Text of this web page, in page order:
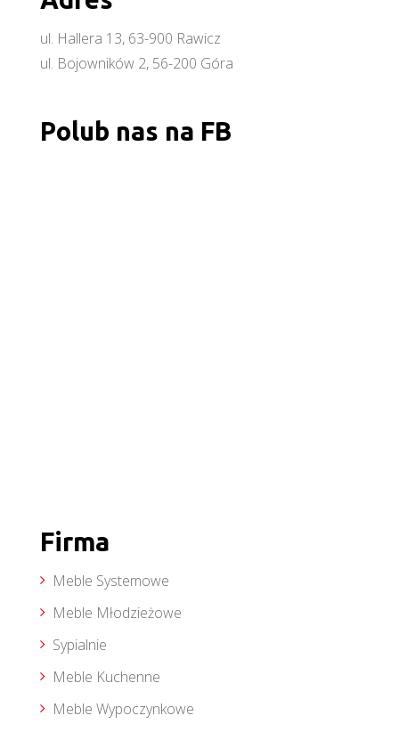
ul. Hallera 13, 63-900 Rawicz
ul. Bojowników 2, 56-200 Góra
Polub nas na FB
Firma
Meble Systemowe
Meble Młodzieżowe
Sypialnie
Meble Kuchenne
Meble Wypoczynkowe